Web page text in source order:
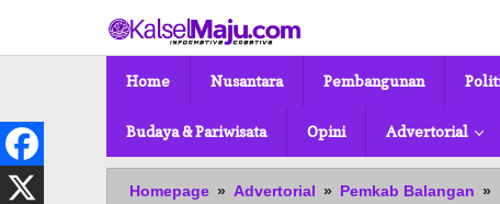
konten
Home Nusantara Pembangunan
Budaya & Pariwisata Opini Advertorial
Homepage » Advertorial » Pemkab Balangan »